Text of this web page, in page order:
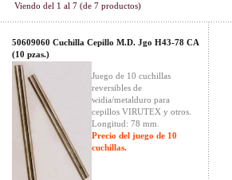
Viendo del 1 al 7 (de 7 productos)
50609060 Cuchilla Cepillo M.D. Jgo H43-78 CA
(10 pzas.)
Juego de 10 cuchillas
reversibles de
widia/metalduro para
cepillos VIRUTEX y otros.
Longitud: 78 mm.
Precio del juego de 10
cuchillas.